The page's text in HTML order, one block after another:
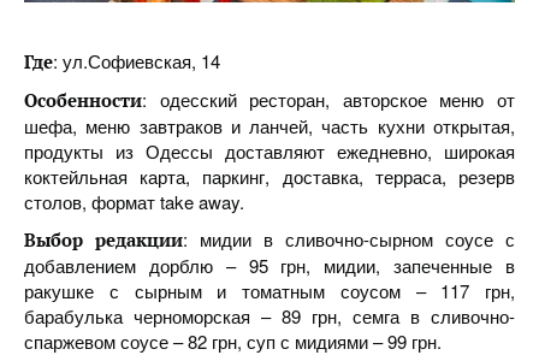
Где: ул.Софиевская, 14
Особенности: одесский ресторан, авторское меню от
шефа, меню завтраков и ланчей, часть кухни открытая,
продукты из Одессы доставляют ежедневно, широкая
коктейльная карта, паркинг, доставка, терраса, резерв
столов, формат take away.
Выбор редакции: мидии в сливочно-сырном соусе с
добавлением дорблю – 95 грн, мидии, запеченные в
ракушке с сырным и томатным соусом – 117 грн,
барабулька черноморская – 89 грн, семга в сливочно-
спаржевом соусе – 82 грн, суп с мидиями – 99 грн.